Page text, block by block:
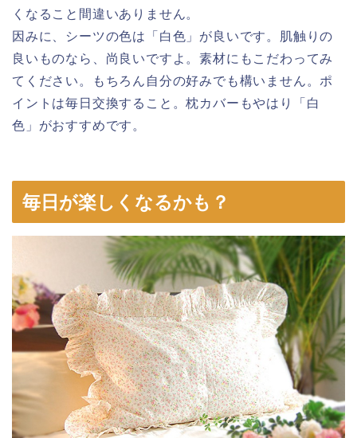
くなること間違いありません。
因みに、シーツの色は「白色」が良いです。肌触りの
良いものなら、尚良いですよ。素材にもこだわってみ
てください。もちろん自分の好みでも構いません。ポ
イントは毎日交換すること。枕カバーもやはり「白
色」がおすすめです。
毎日が楽しくなるかも？